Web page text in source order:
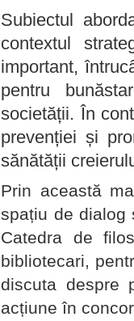
Subiectul
contextul
important,
pentru
societății. În
prevenției și
sănătății
Prin această
spațiu de dialog
Catedra de
bibliotecari,
discuta despre
acțiune în